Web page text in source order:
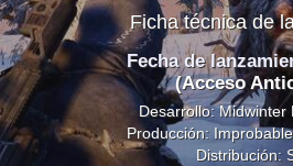
Ficha técnica de
Fecha de
(Acceso
Desarrollo: Midwinter
Producción:
Distribución: